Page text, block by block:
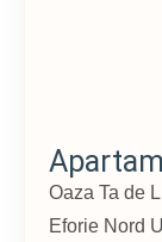
Oaza Ta de
Eforie Nord